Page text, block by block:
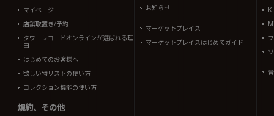
マイページ
店舗取置き/予約
タワーレコードオンラインが選ばれる理
由
はじめてのお客様へ
欲しい物リストの使い方
コレクション機能の使い方
規約、その他
お知らせ
マーケットプレイス
マーケットプレイスはじめてガイド